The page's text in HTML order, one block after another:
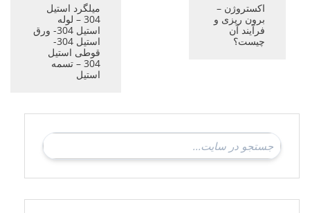
میلگرد استیل
304 – لوله
استیل 304- ورق
استیل 304-
قوطی استیل
304 – تسمه
استیل
اکستروژن –
برون ریزی و
فرآیند آن
چیست؟